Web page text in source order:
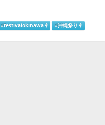
#festivalokinawa #沖縄祭り